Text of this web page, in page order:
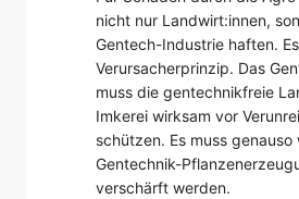
nicht nur Landwirt:innen,
Gentech-Industrie haften.
Verursacherprinzip. Das
muss die gentechnikfreie
Imkerei wirksam vor
schützen. Es muss genauso
Gentechnik-
verschärft werden.